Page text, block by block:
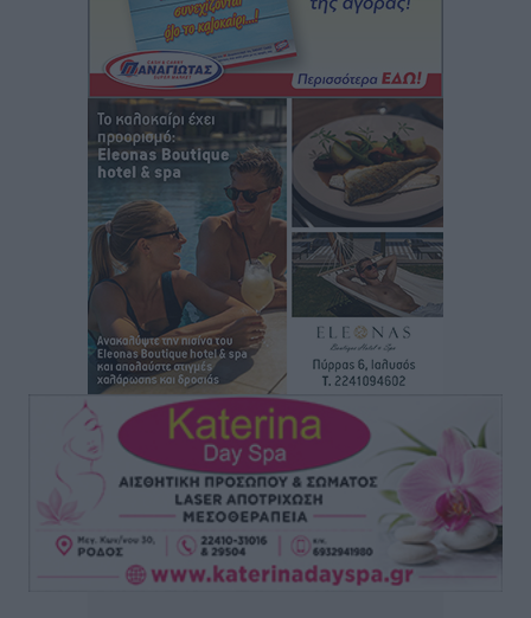
Ακαδημίας
πριν 50 λεπτά
Ιππότες: Με το βλέμμα στραμμένο στο μέλλον
Αθλητικά• πριν 52 λεπτά
ΠΑΜΕ ΣΤΟΙΧΗΜΑ: Περισσότερα από 95 εκατομμύρια
ευρώ σε κέρδη μοίρασε τον Ιούλιο
• πριν 1 ώρα
Ολοκλήρωση του έργου αναβάθμισης των
υποδομών του Νεστορίδειου Μελάθρου
Τοπικές Ειδήσεις• πριν 2 ώρες
Γ.Σ. Διαγόρας: Στα «κυανέρυθρα» ο Janni Pembe
Αθλητικά πριν 3 ώρες
Σύλληψη 21χρονου για ναρκωτικά στη Ρόδο
Τοπικές Ειδήσεις πριν 3 ώρες